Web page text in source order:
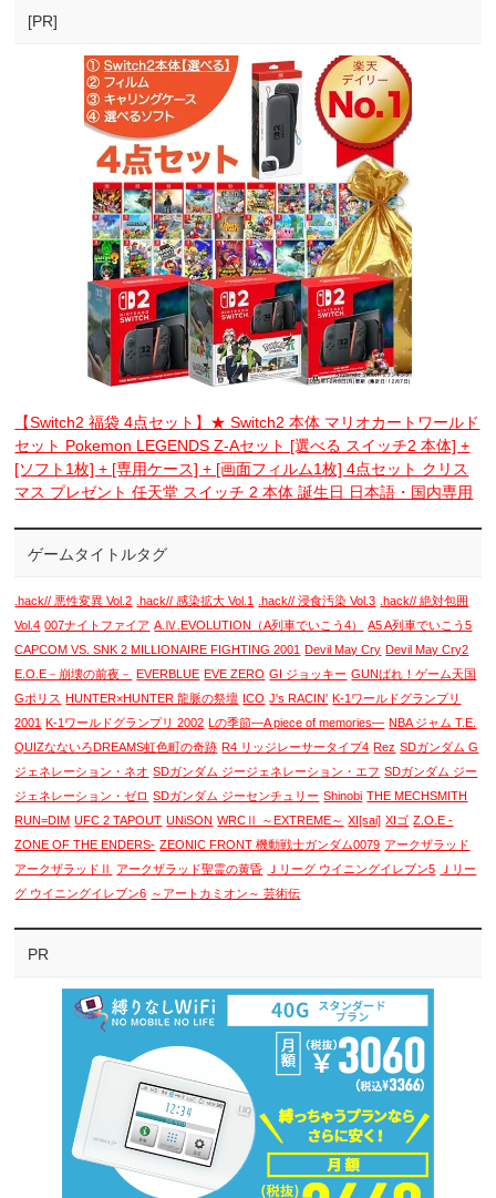
[PR]
【Switch2 福袋 4点セット】★ Switch2 本体 マリオカートワールド
セット Pokemon LEGENDS Z-Aセット [選べる スイッチ2 本体] +
[ソフト1枚] + [専用ケース] + [画面フィルム1枚] 4点セット クリス
マス プレゼント 任天堂 スイッチ 2 本体 誕生日 日本語・国内専用
ゲームタイトルタグ
.hack// 悪性変異 Vol.2 .hack// 感染拡大 Vol.1 .hack// 浸食汚染 Vol.3 .hack// 絶対包囲
Vol.4 007ナイトファイア A.Ⅳ.EVOLUTION（A列車でいこう4）
A5 A列車でいこう5
CAPCOM VS. SNK 2 MILLIONAIRE FIGHTING 2001 Devil May Cry Devil May Cry2
E.O.E－崩壊の前夜－
EVERBLUE EVE ZERO GI ジョッキー GUNばれ！ゲーム天国
Gポリス HUNTER×HUNTER 龍脈の祭壇 ICO J's RACIN' K-1ワールドグランプリ
2001 K-1ワールドグランプリ 2002 Lの季節―A piece of memories― NBA ジャム T.E.
QUIZなないろDREAMS虹色町の奇跡 R4 リッジレーサータイプ4 Rez SDガンダム G
ジェネレーション・ネオ SDガンダム ジージェネレーション・エフ SDガンダム ジー
ジェネレーション・ゼロ SDガンダム ジーセンチュリー Shinobi THE MECHSMITH
RUN=DIM UFC 2 TAPOUT UNiSON WRCⅡ ～EXTREME～ XI[sai] XIゴ Z.O.E -
ZONE OF THE ENDERS- ZEONIC FRONT 機動戦士ガンダム0079 アークザラッド
アークザラッドⅡ
アークザラッド聖霊の黄昏 Ｊリーグ ウイニングイレブン5
Ｊリー
グ ウイニングイレブン6 ～アートカミオン～ 芸術伝
PR